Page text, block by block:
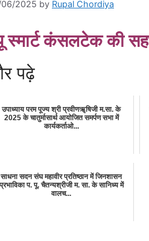
06/2025 by Rupal Chordiya
स्मार्ट कंसलटेक की
पढ़े
उपाध्याय परम पूज्य श्री प्रवीणॠषिजी म.सा. के
2025 के चातुर्मासार्थ आयोजित समर्पण सभा में
कार्यकर्ताओ...
साधना सदन संघ महावीर प्रतिष्ठान में जिनशासन
प्रभाविका प. पू. चैतन्यश्रीजी म. सा. के सानिध्य में
वालच...